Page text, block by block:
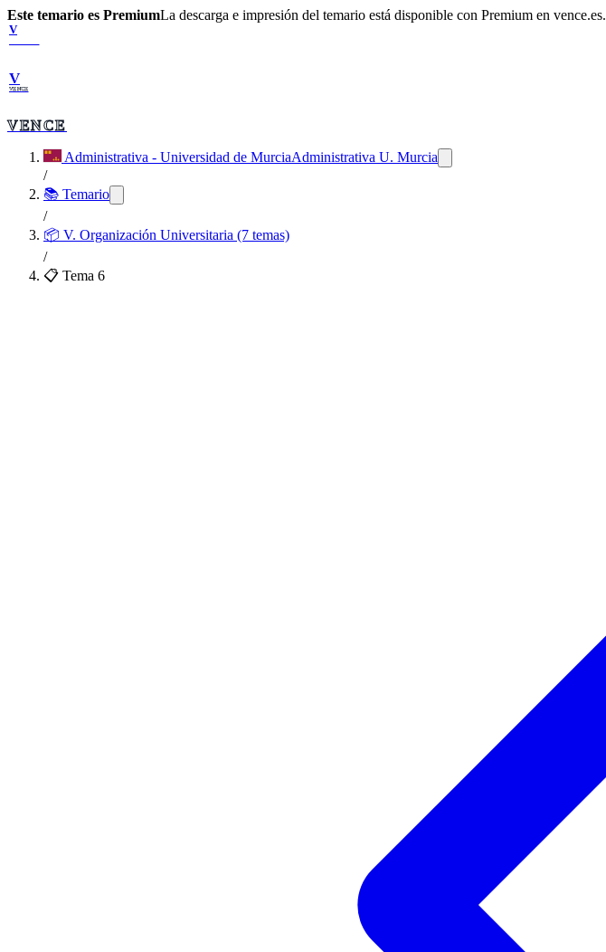
Este temario es PremiumLa descarga e impresión del temario está disponible con Premium en vence.es.
V
V
VENCE
VENCE
Administrativa - Universidad de MurciaAdministrativa U. Murcia
/
📚 Temario
/
📦 V. Organización Universitaria (7 temas)
/
📋 Tema 6